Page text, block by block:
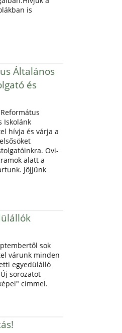
is
Általános
és
Iskolánk
hívja és várja a
Ovi-
alatt a
Jöjjünk
sok
várunk minden
egyedülálló
sorozatot
címmel.